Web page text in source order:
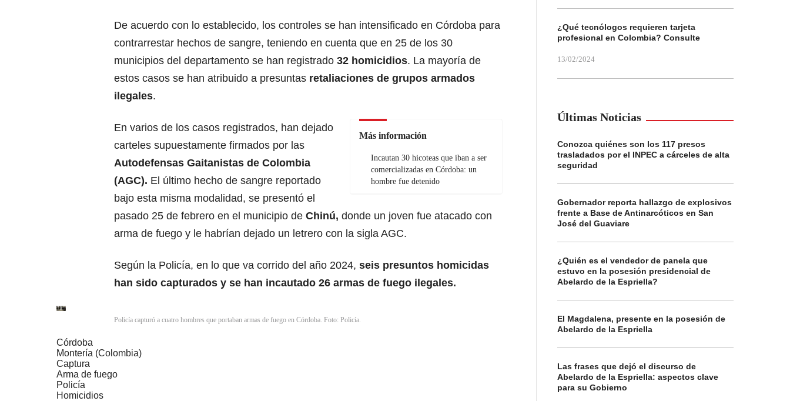
De acuerdo con lo establecido, los controles se han intensificado en Córdoba para
contrarrestar hechos de sangre, teniendo en cuenta que en 25 de los 30
municipios del departamento se han registrado 32 homicidios. La mayoría de
estos casos se han atribuido a presuntas retaliaciones de grupos armados
ilegales.
Más información
Incautan 30 hicoteas que iban a ser
comercializadas en Córdoba: un
hombre fue detenido
En varios de los casos registrados, han dejado
carteles supuestamente firmados por las
Autodefensas Gaitanistas de Colombia
(AGC). El último hecho de sangre reportado
bajo esta misma modalidad, se presentó el
pasado 25 de febrero en el municipio de Chinú, donde un joven fue atacado con
arma de fuego y le habrían dejado un letrero con la sigla AGC.
Según la Policía, en lo que va corrido del año 2024, seis presuntos homicidas
han sido capturados y se han incautado 26 armas de fuego ilegales.
Policía capturó a cuatro hombres que portaban armas de fuego en Córdoba. Foto: Policía.
Córdoba
Montería (Colombia)
Captura
Arma de fuego
Policía
Homicidios
¿Qué tecnólogos requieren tarjeta
profesional en Colombia? Consulte
13/02/2024
Últimas Noticias
Conozca quiénes son los 117 presos
trasladados por el INPEC a cárceles de alta
seguridad
Gobernador reporta hallazgo de explosivos
frente a Base de Antinarcóticos en San
José del Guaviare
¿Quién es el vendedor de panela que
estuvo en la posesión presidencial de
Abelardo de la Espriella?
El Magdalena, presente en la posesión de
Abelardo de la Espriella
Las frases que dejó el discurso de
Abelardo de la Espriella: aspectos clave
para su Gobierno